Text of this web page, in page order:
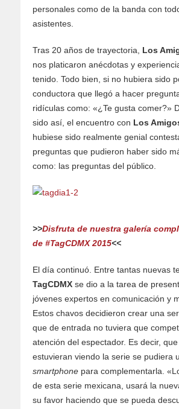
personales como de la banda con
asistentes.
Tras 20 años de trayectoria, Los
nos platicaron anécdotas y
tenido. Todo bien, si no hubiera sido
conductora que llegó a hacer
ridículas como: «¿Te gusta comer?»
sido así, el encuentro con Los
hubiese sido realmente genial
preguntas que pudieron haber sido
como: las preguntas del público.
>>Disfruta de nuestra galería
de #TagCDMX 2015<<
El día continuó. Entre tantas nuevas
TagCDMX se dio a la tarea de
jóvenes expertos en comunicación y
Estos chavos decidieron crear una
que de entrada no tuviera que
atención del espectador. Es decir,
estuvieran viendo la serie se pudiera
smartphone para complementarla.
de esta serie mexicana, usará la
su favor haciendo que se pueda